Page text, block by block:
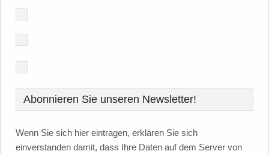
Abonnieren Sie unseren Newsletter!
Wenn Sie sich hier eintragen, erklären Sie sich
einverstanden damit, dass Ihre Daten auf dem Server von